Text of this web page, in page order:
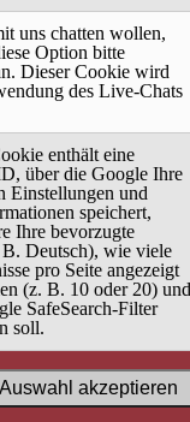
uns chatten wollen,
Option bitte
Dieser Cookie wird
des Live-Chats
enthält eine
über die Google Ihre
Einstellungen und
speichert,
Ihre bevorzugte
B. Deutsch), wie viele
pro Seite angezeigt
(z. B. 10 oder 20) und
SafeSearch-Filter
soll.
Auswahl akzeptieren